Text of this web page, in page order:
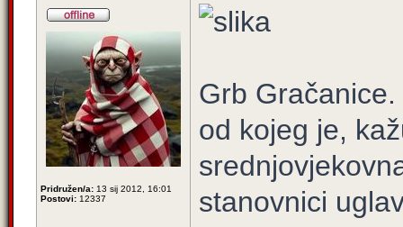
Pridružen/a: 13 sij 2012, 16:01
Postovi: 12337
Grb
od kojeg je,
stanovnici